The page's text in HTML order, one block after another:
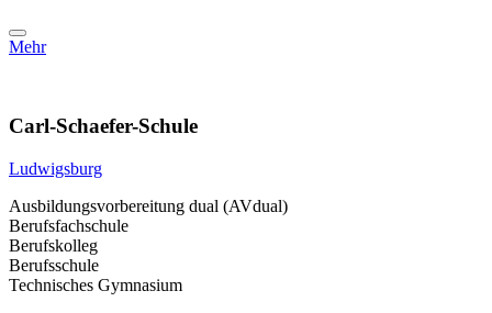
Mehr
Carl-Schaefer-Schule
Ludwigsburg
Ausbildungsvorbereitung dual (AVdual)
Berufsfachschule
Berufskolleg
Berufsschule
Technisches Gymnasium